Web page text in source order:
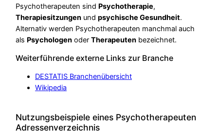
Psychotherapeuten sind Psychotherapie,
Therapiesitzungen und psychische Gesundheit.
Alternativ werden Psychotherapeuten manchmal auch
als Psychologen oder Therapeuten bezeichnet.
Weiterführende externe Links zur Branche
DESTATIS Branchenübersicht
Wikipedia
Nutzungsbeispiele eines Psychotherapeuten
Adressenverzeichnis